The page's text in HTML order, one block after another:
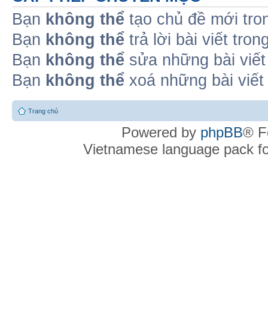
Bạn không thể tạo chủ đề mới
Bạn không thể trả lời bài viết
Bạn không thể sửa những bài
Bạn không thể xoá những bài
Trang chủ
Powered by phpBB®
Vietnamese language pack